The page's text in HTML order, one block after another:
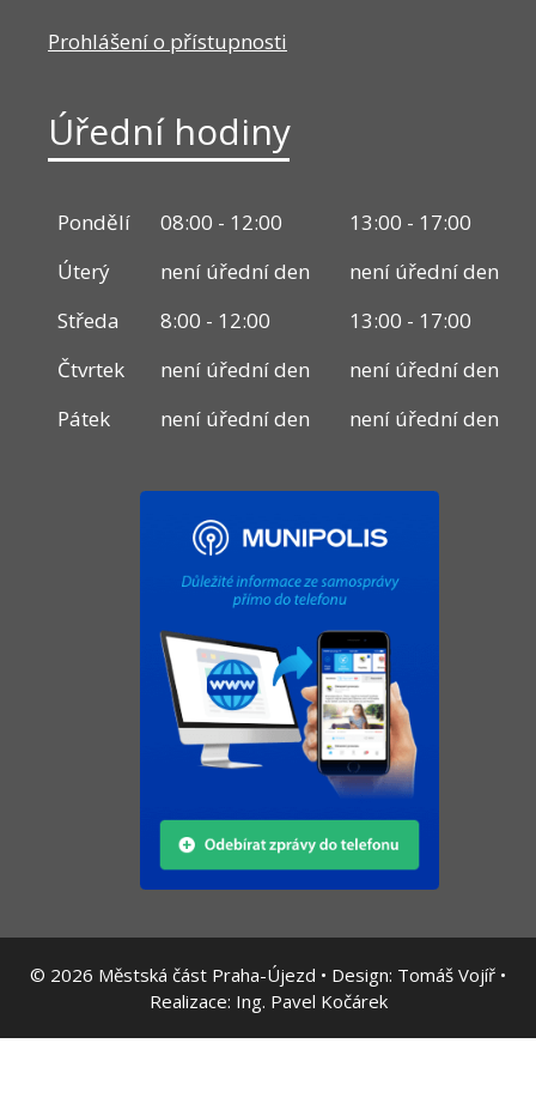
Prohlášení o přístupnosti
Úřední hodiny
Pondělí 08:00 - 12:00
13:00 - 17:00
Úterý
není úřední den
není úřední den
Středa
8:00 - 12:00
13:00 - 17:00
Čtvrtek
není úřední den
není úřední den
Pátek
není úřední den není úřední den
© 2026 Městská část Praha-Újezd • Design: Tomáš Vojíř •
Realizace: Ing. Pavel Kočárek